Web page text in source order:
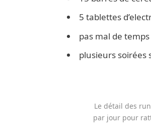
5 tablettes
pas mal de
plusieurs soirées
Le détail des
par jour pour